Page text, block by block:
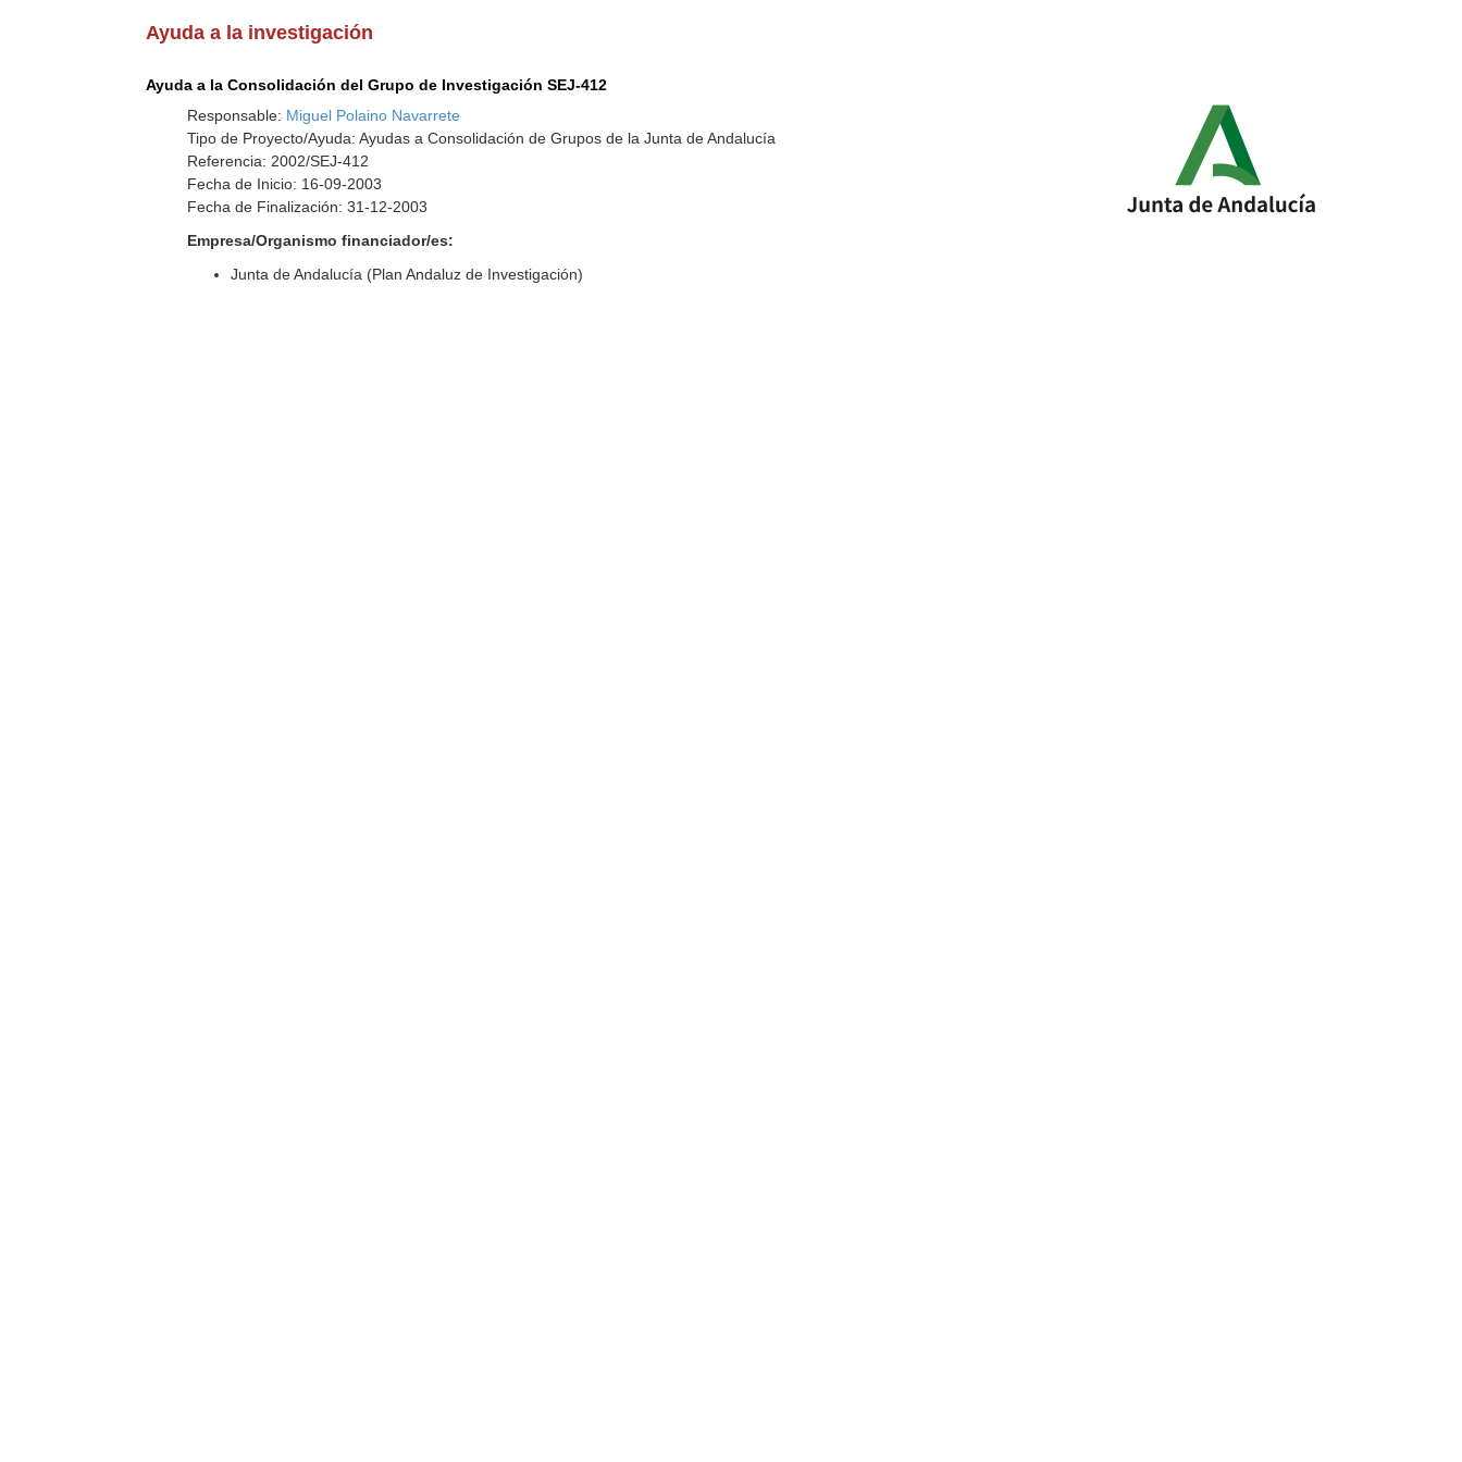
Ayuda a la investigación
Ayuda a la Consolidación del Grupo de Investigación SEJ-412
Responsable: Miguel Polaino Navarrete
Tipo de Proyecto/Ayuda: Ayudas a Consolidación de Grupos de la Junta de Andalucía
Referencia: 2002/SEJ-412
Fecha de Inicio: 16-09-2003
Fecha de Finalización: 31-12-2003
Empresa/Organismo financiador/es:
Junta de Andalucía (Plan Andaluz de Investigación)